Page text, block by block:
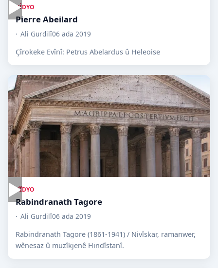
▶VÎDYO
Pierre Abeilard
Ali Gurdilî06 ada 2019
Çîrokeke Evînî: Petrus Abelardus û Heleoise
▶VÎDYO
Rabindranath Tagore
Ali Gurdilî06 ada 2019
Rabindranath Tagore (1861-1941) / Nivîskar, ramanwer,
wênesaz û muzîkjenê Hindîstanî.